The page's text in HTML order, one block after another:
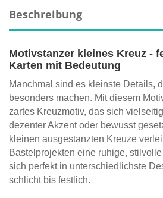
Beschreibung
Motivstanzer kleines Kreuz -
Karten mit Bedeutung
Manchmal sind es kleinste Details,
besonders machen. Mit diesem
zartes Kreuzmotiv, das sich
dezenter Akzent oder bewusst
kleinen ausgestanzten Kreuze
Bastelprojekten eine ruhige,
sich perfekt in unterschiedlichste
schlicht bis festlich.